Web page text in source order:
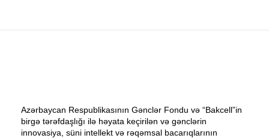
Azərbaycan Respublikasının Gənclər Fondu və “Bakcell”in
birgə tərəfdaşlığı ilə həyata keçirilən və gənclərin
innovasiya, süni intellekt və rəqəmsal bacarıqlarının